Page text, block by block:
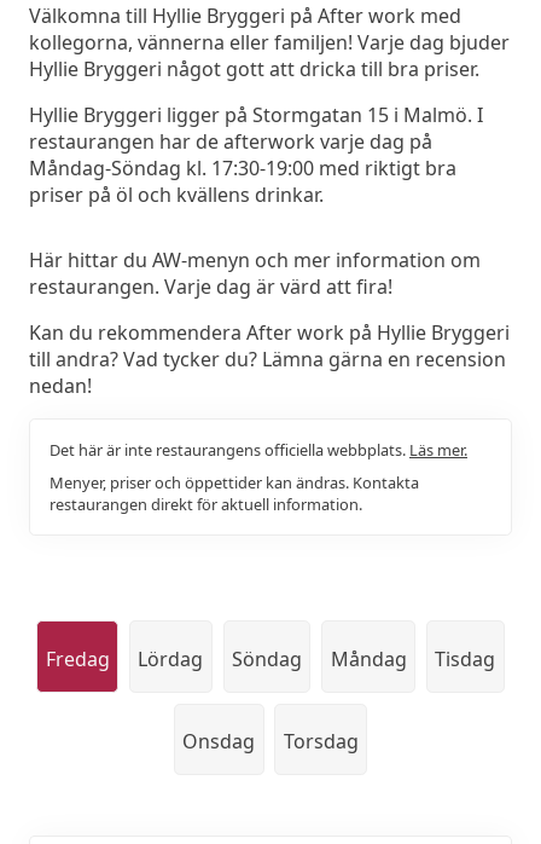
Välkomna till Hyllie Bryggeri på After work med
kollegorna, vännerna eller familjen! Varje dag bjuder
Hyllie Bryggeri något gott att dricka till bra priser.
Hyllie Bryggeri ligger på Stormgatan 15 i Malmö. I
restaurangen har de afterwork varje dag på
Måndag-Söndag kl. 17:30-19:00 med riktigt bra
priser på öl och kvällens drinkar.
Här hittar du AW-menyn och mer information om
restaurangen. Varje dag är värd att fira!
Kan du rekommendera After work på Hyllie Bryggeri
till andra? Vad tycker du? Lämna gärna en recension
nedan!
Det här är inte restaurangens officiella webbplats. Läs mer.
Menyer, priser och öppettider kan ändras. Kontakta
restaurangen direkt för aktuell information.
Fredag Lördag Söndag Måndag Tisdag
Onsdag Torsdag